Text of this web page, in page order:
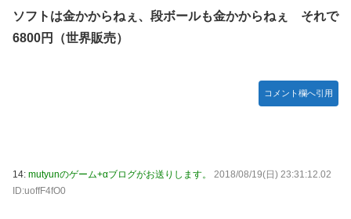
ソフトは金かからねぇ、段ボールも金かからねぇ それで
6800円（世界販売）
コメント欄へ引用
14: mutyunのゲーム+αブログがお送りします。
2018/08/19(日) 23:31:12.02
ID:uoffF4fO0